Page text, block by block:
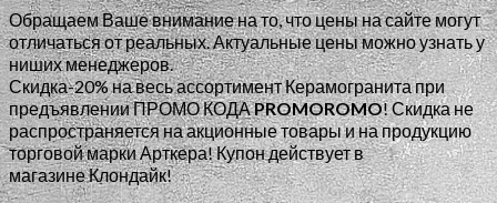
Обращаем Ваше внимание на то, что цены на сайте могут
отличаться от реальных. Актуальные цены можно узнать у
ниших менеджеров.
Скидка-20% на весь ассортимент Керамогранита при
предъявлении ПРОМО КОДАPROMOROMO!Скидка не
распространяется на акционные товары и на продукцию
торговой марки Арткера! Купон действует в
магазине Клондайк!